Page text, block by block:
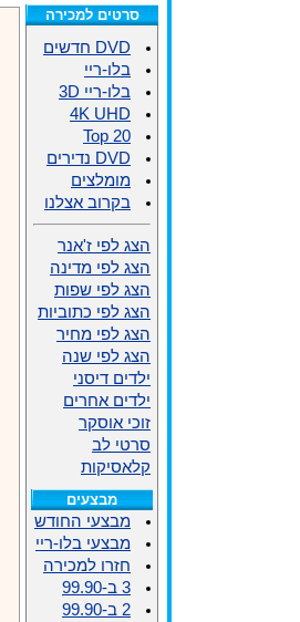
סרטים למכירה
DVD חדשים
בלו-ריי
בלו-ריי 3D
4K UHD
Top 20
DVD נדירים
מומלצים
בקרוב אצלנו
הצג לפי ז'אנר
הצג לפי מדינה
הצג לפי שפות
הצג לפי כתוביות
הצג לפי מחיר
הצג לפי שנה
ילדים דיסני
ילדים אחרים
זוכי אוסקר
סרטי לב
קלאסיקות
מבצעים
מבצעי החודש
מבצעי בלו-ריי
חזרו למכירה
3 ב-99.90
2 ב-99.90